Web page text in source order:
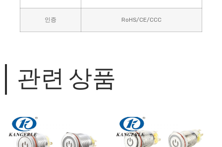
인증 RoHS/CE/CCC
관련 상품